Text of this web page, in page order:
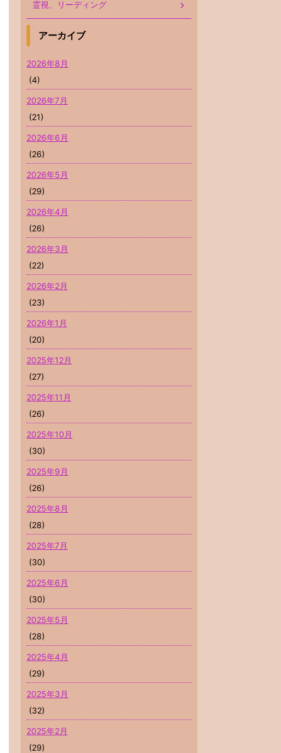
霊視、リーディング
アーカイブ
2026年8月
(4)
2026年7月
(21)
2026年6月
(26)
2026年5月
(29)
2026年4月
(26)
2026年3月
(22)
2026年2月
(23)
2026年1月
(20)
2025年12月
(27)
2025年11月
(26)
2025年10月
(30)
2025年9月
(26)
2025年8月
(28)
2025年7月
(30)
2025年6月
(30)
2025年5月
(28)
2025年4月
(29)
2025年3月
(32)
2025年2月
(29)